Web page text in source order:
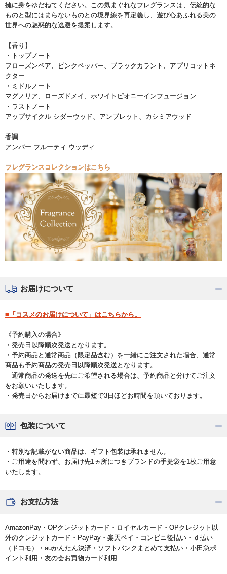
擁に身をゆだねてください。この気まぐれなフレグランスは、伝統的な
ものと型にはまらないものとの境界線を再定義し、遊び心あふれる美の
世界への魅惑的な逃避を提案します。
【香り】
・トップノート
フローズンペア、ピンクペッパー、ブラックカラント、アプリコットネ
クター
・ミドルノート
マグノリア、ローズドメイ、ホワイトピオニーインフュージョン
・ラストノート
アップサイクル シダーウッド、アンブレット、カシミアウッド
香調
アンバー フルーティ ウッディ
フレグランスコレクションはこちら
お届けについて
■「コスメのお届けについて」はこちらから。
《予約購入の場合》
・発売日以降順次発送となります。
・予約商品と通常商品（限定品含む）を一緒にご注文された場合、通常
商品も予約商品の発売日以降順次発送となります。
通常商品の発送を先にご希望される場合は、予約商品と分けてご注文
をお願いいたします。
・発売日からお届けまでに最短で3日ほどお時間を頂いております。
包装について
・特別な記載がない商品は、ギフト包装は承れません。
・ご用途を問わず、お届け先1ヵ所につきブランドの手提袋を1枚ご用意
いたします。
お支払方法
AmazonPay・OPクレジットカード・ロイヤルカード・OPクレジット以
外のクレジットカード・PayPay・楽天ペイ・コンビニ後払い・ｄ払い
（ドコモ）・auかんたん決済・ソフトバンクまとめて支払い・小田急ポ
イント利用・友の会お買物カード利用